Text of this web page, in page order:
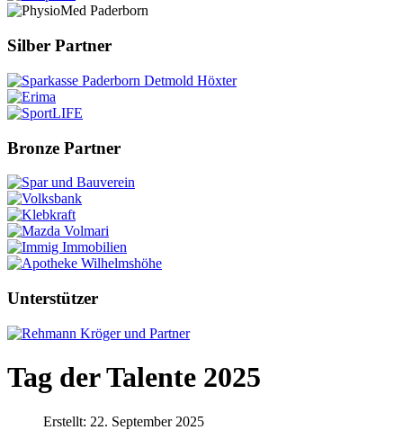
Silber Partner
Bronze Partner
Unterstützer
Tag der Talente 2025
Erstellt: 22. September 2025